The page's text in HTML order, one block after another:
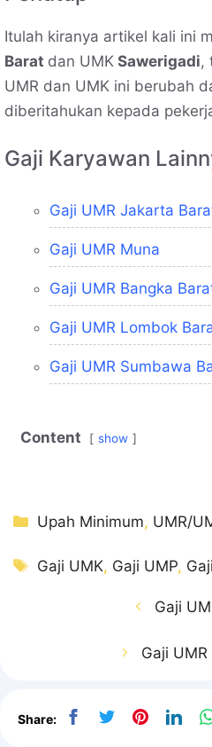
Itulah kiranya artikel kali ini
Barat dan UMK Sawerigadi,
UMR dan UMK ini berubah
diberitahukan kepada
Gaji Karyawan
Gaji UMR Jakarta
Gaji UMR Muna
Gaji UMR Bangka
Gaji UMR Lombok
Gaji UMR Sumbawa
Content show
Kategori
Upah Minimum, UMR/
Tag
Gaji UMK, Gaji UMP,
Gaji
Gaji
Share: